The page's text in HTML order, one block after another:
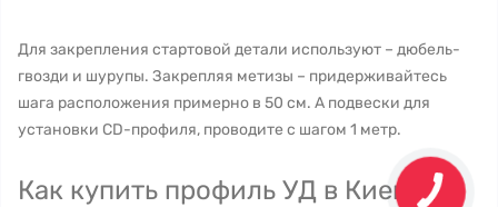
Для закрепления стартовой детали используют – дюбель-
гвозди и шурупы. Закрепляя метизы – придерживайтесь
шага расположения примерно в 50 см. А подвески для
установки CD-профиля, проводите с шагом 1 метр.
Как купить профиль УД в Киеве?